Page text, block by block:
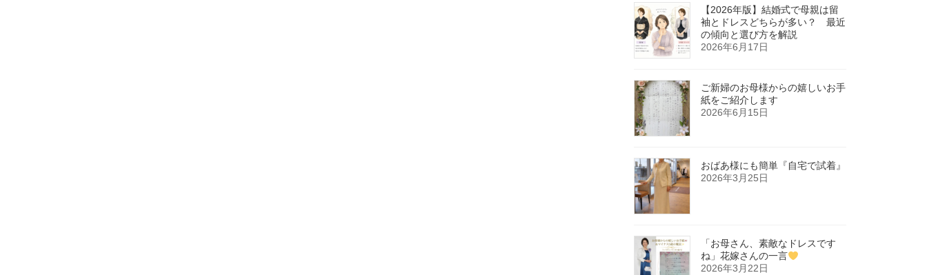
【2026年版】結婚式で母親は留
袖とドレスどちらが多い？ 最近
の傾向と選び方を解説
2026年6月17日
ご新婦のお母様からの嬉しいお手
紙をご紹介します
2026年6月15日
おばあ様にも簡単『自宅で試着』
2026年3月25日
「お母さん、素敵なドレスです
ね」花嫁さんの一言
2026年3月22日